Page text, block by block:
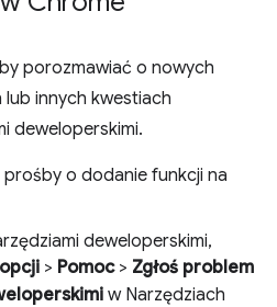
porozmawiać o nowych
innych kwestiach
deweloperskimi.
prośby o dodanie funkcji na
deweloperskimi,
> Pomoc> Zgłoś problem
w Narzędziach